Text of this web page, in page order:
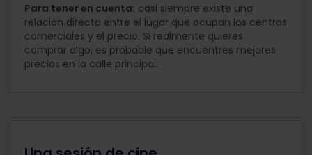
Para tener en cuenta: casi siempre existe una
relación directa entre el lugar que ocupan los centros
comerciales y el precio. Si realmente quieres
comprar algo, es probable que encuentres mejores
precios en la calle principal.